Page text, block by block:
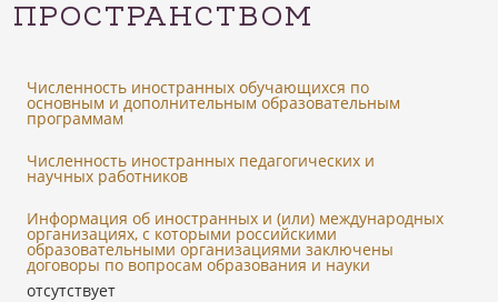
ПРОСТРАНСТВОМ
Численность иностранных обучающихся по
основным и дополнительным образовательным
программам
Численность иностранных педагогических и
научных работников
Информация об иностранных и (или) международных
организациях, с которыми российскими
образовательными организациями заключены
договоры по вопросам образования и науки
отсутствует